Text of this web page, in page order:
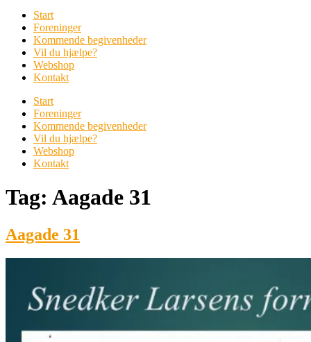
Start
Foreninger
Kommende begivenheder
Vil du hjælpe?
Webshop
Kontakt
Start
Foreninger
Kommende begivenheder
Vil du hjælpe?
Webshop
Kontakt
Tag: Aagade 31
Aagade 31